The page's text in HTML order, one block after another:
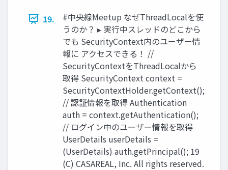
19.
#中央線Meetup なぜThreadLocalを使
うのか？ ▸ 実⾏中スレッドのどこから
でも SecurityContext内のユーザー情
報に アクセスできる！ //
SecurityContextをThreadLocalから
取得 SecurityContext context =
SecurityContextHolder.getContext();
// 認証情報を取得 Authentication
auth = context.getAuthentication();
// ログイン中のユーザー情報を取得
UserDetails userDetails =
(UserDetails) auth.getPrincipal(); 19
(C) CASAREAL, Inc. All rights reserved.